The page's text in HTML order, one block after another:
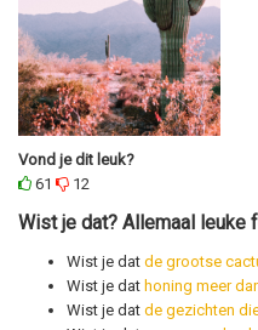
Vond je dit leuk?
61
12
Wist je dat? Allemaal leuke
Wist je dat de grootse
Wist je dat honing meer
Wist je dat de gezichten